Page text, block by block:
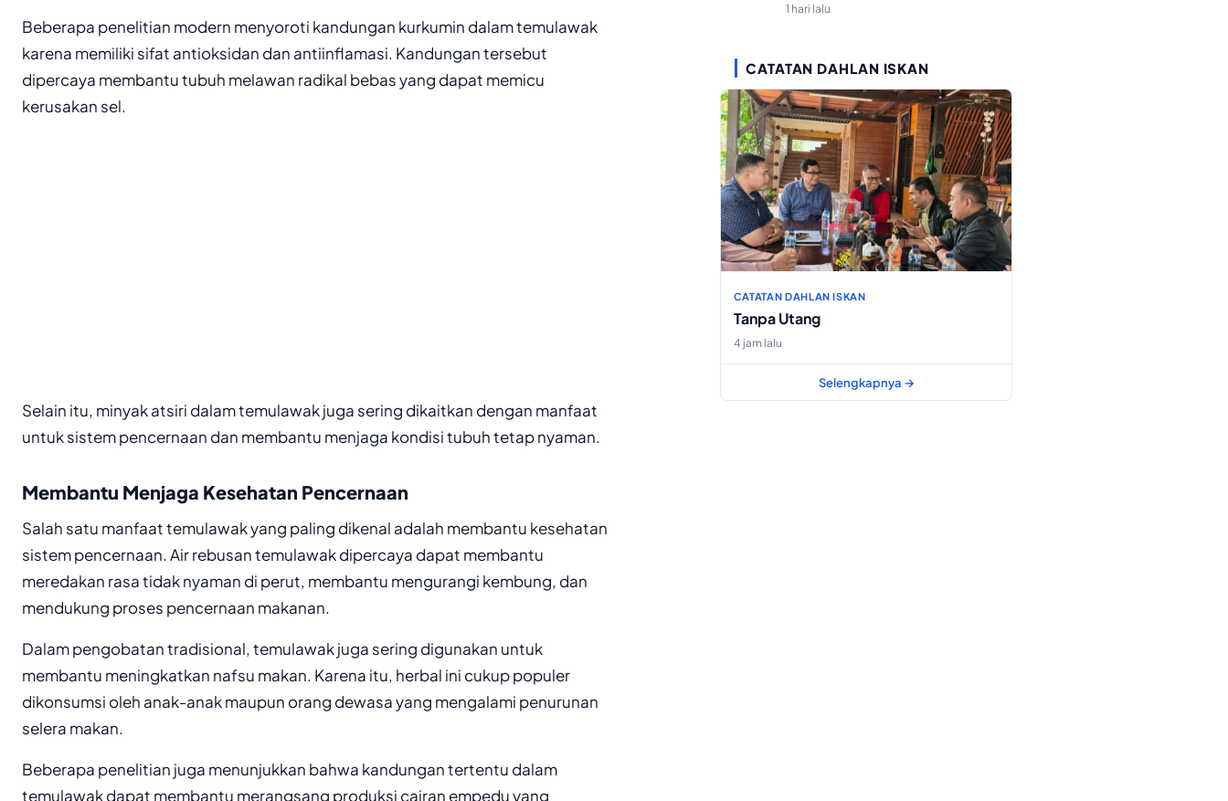
Beberapa penelitian modern menyoroti kandungan kurkumin dalam temulawak
karena memiliki sifat antioksidan dan antiinflamasi. Kandungan tersebut
dipercaya membantu tubuh melawan radikal bebas yang dapat memicu
kerusakan sel.
Selain itu, minyak atsiri dalam temulawak juga sering dikaitkan dengan manfaat
untuk sistem pencernaan dan membantu menjaga kondisi tubuh tetap nyaman.
Membantu Menjaga Kesehatan Pencernaan
Salah satu manfaat temulawak yang paling dikenal adalah membantu kesehatan
sistem pencernaan. Air rebusan temulawak dipercaya dapat membantu
meredakan rasa tidak nyaman di perut, membantu mengurangi kembung, dan
mendukung proses pencernaan makanan.
Dalam pengobatan tradisional, temulawak juga sering digunakan untuk
membantu meningkatkan nafsu makan. Karena itu, herbal ini cukup populer
dikonsumsi oleh anak-anak maupun orang dewasa yang mengalami penurunan
selera makan.
Beberapa penelitian juga menunjukkan bahwa kandungan tertentu dalam
temulawak dapat membantu merangsang produksi cairan empedu yang
1 hari lalu
CATATAN DAHLAN ISKAN
CATATAN DAHLAN ISKAN
Tanpa Utang
4 jam lalu
Selengkapnya →